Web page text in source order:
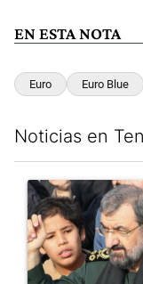
EN ESTA NOTA
Euro Euro Blue
Noticias en
Un artículo de